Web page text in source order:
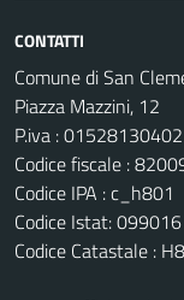
CONTATTI
Comune di San
Piazza Mazzini, 12
P.iva : 01528130402
Codice fiscale :
Codice IPA : c_h801
Codice Istat: 099016
Codice Catastale :